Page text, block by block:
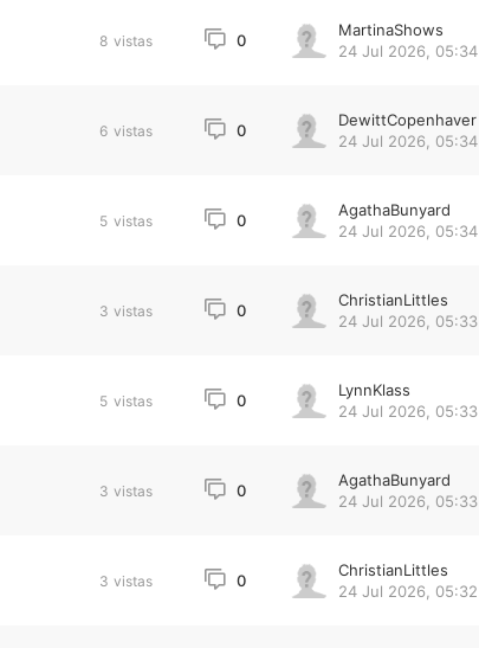
8 vistas 0
MartinaShows
24 Jul 2026, 05:34
6 vistas 0
DewittCopenhaver
24 Jul 2026, 05:34
5 vistas 0
AgathaBunyard
24 Jul 2026, 05:34
3 vistas 0
ChristianLittles
24 Jul 2026, 05:33
5 vistas 0
LynnKlass
24 Jul 2026, 05:33
3 vistas 0
AgathaBunyard
24 Jul 2026, 05:33
3 vistas 0
ChristianLittles
24 Jul 2026, 05:32